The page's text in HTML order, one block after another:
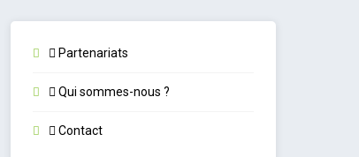
Partenariats
Qui sommes-nous ?
Contact